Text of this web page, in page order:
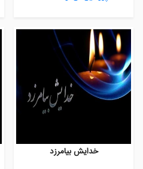
خدایش بیامرزد